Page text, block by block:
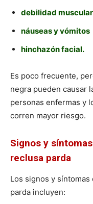
debilidad muscular
náuseas y vómitos
hinchazón facial.
Es poco frecuente,
negra pueden causar
personas enfermas y
corren mayor riesgo.
Signos y
reclusa parda
Los signos y
parda incluyen: